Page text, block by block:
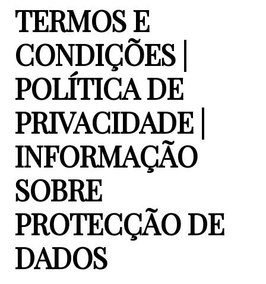
TERMOS E
CONDIÇÕES |
POLÍTICA DE
PRIVACIDADE |
INFORMAÇÃO
SOBRE
PROTECÇÃO DE
DADOS